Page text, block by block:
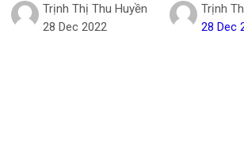
Trịnh Thị Thu Huyền
28 Dec 2022
Trịnh
28 Dec